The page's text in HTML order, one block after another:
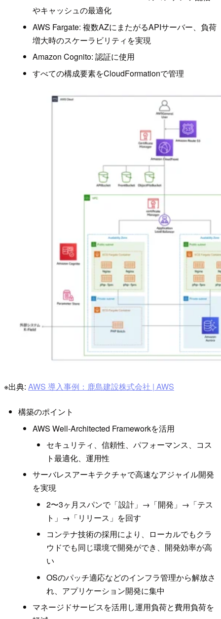
やキャッシュの最適化
AWS Fargate: 複数AZにまたがるAPIサーバー、負荷
増大時のスケーラビリティを実現
Amazon Cognito: 認証に使用
すべての構成要素をCloudFormationで管理
※出典: AWS 導入事例：鹿島建設株式会社 | AWS
構築のポイント
AWS Well-Architected Frameworkを活用
セキュリティ、信頼性、パフォーマンス、コス
ト最適化、運用性
サーバレスアーキテクチャで高速なアジャイル開発
を実現
2〜3ヶ月スパンで「設計」→「開発」→「テス
ト」→「リリース」を回す
コンテナ技術の採用により、ローカルでもクラ
ウドでも同じ環境で開発ができ、開発効率が高
い
OSのパッチ適応などのインフラ管理から解放さ
れ、アプリケーション開発に集中
マネージドサービスを活用し運用負荷と費用負荷を